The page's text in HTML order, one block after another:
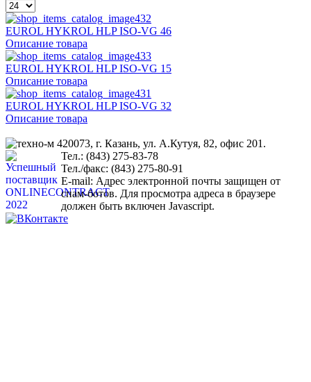
EUROL HYKROL HLP ISO-VG 46
Описание товара
EUROL HYKROL HLP ISO-VG 15
Описание товара
EUROL HYKROL HLP ISO-VG 32
Описание товара
420073, г. Казань, ул. А.Кутуя, 82, офис 201.
Тел.: (843) 275-83-78
Тел./факс: (843) 275-80-91
Е-mail: Адрес электронной почты защищен от
спам-ботов. Для просмотра адреса в браузере
должен быть включен Javascript.